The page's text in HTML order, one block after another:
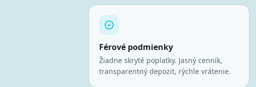
Férové podmienky
Žiadne skryté poplatky. Jasný cenník,
transparentný depozit, rýchle vrátenie.